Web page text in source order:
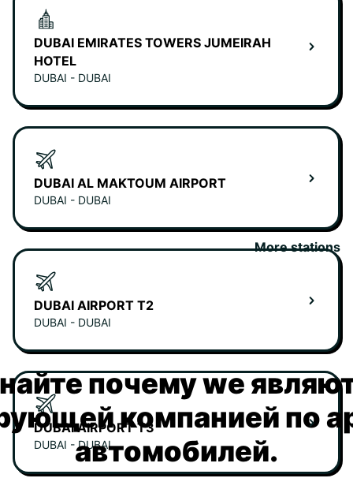
DUBAI EMIRATES TOWERS JUMEIRAH
HOTEL
DUBAI - DUBAI
DUBAI AL MAKTOUM AIRPORT
DUBAI - DUBAI
DUBAI AIRPORT T2
DUBAI - DUBAI
DUBAI AIRPORT T3
DUBAI - DUBAI
More stations
почему we
компанией по
автомобилей.